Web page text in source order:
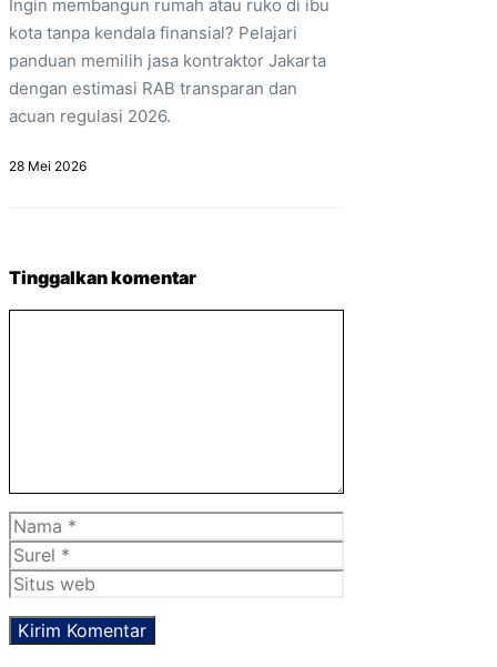
Ingin membangun rumah atau ruko di ibu
kota tanpa kendala finansial? Pelajari
panduan memilih jasa kontraktor Jakarta
dengan estimasi RAB transparan dan
acuan regulasi 2026.
28 Mei 2026
Tinggalkan komentar
Nama
Surel
Situs